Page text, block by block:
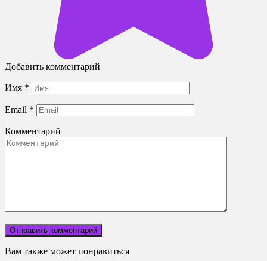
Добавить комментарий
Имя *
Email *
Комментарий
Вам также может понравиться